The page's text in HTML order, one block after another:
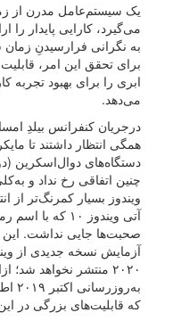
یک سیستم‌عامل مدرن از
می‌گیرد، کارایی پایدار را
به نگرانی فرارسیدنِ
برای تحقق این امر،
ابری را برای بهبود تجربه
می‌دهد.
درجریان کنفرانس بیلدِ
همگی انتظار داشتند تا
دستگاه‌های دوال‌اسکرین
چنین اتفاقی رخ نداد و
ویندوز بسیار کمرنگ‌تر از
صحبت‌ها جایی نداشت.
۲۰۲۰ منتشر نخواهد
که قابلیت‌های بزرگی در